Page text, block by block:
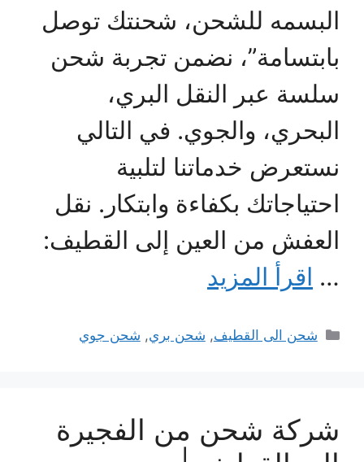
البسمه للشحن، شحنتك توصل
بابتسامة”، نضمن تجربة شحن
سلسة عبر النقل البري،
البحري، والجوي. في التالي
نستعرض خدماتنا لتلبية
احتياجاتك بكفاءة وابتكار. نقل
العفش من العين إلى القطيف:
… اقرأ المزيد
التصنيفات
شحن الى القطيف, شحن بري, شحن جوي
شركة شحن من الفجيرة